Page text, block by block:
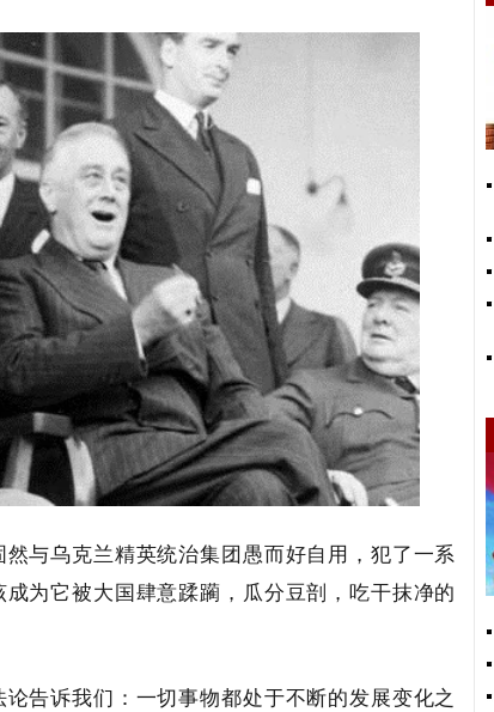
与乌克兰精英统治集团愚而好自用，犯了一系
为它被大国肆意蹂躏，瓜分豆剖，吃干抹净的
告诉我们：一切事物都处于不断的发展变化之